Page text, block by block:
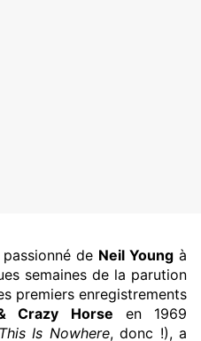
de Neil Young à
semaines de la parution
premiers enregistrements
Crazy Horse
en 1969
Is Nowhere, donc !), a